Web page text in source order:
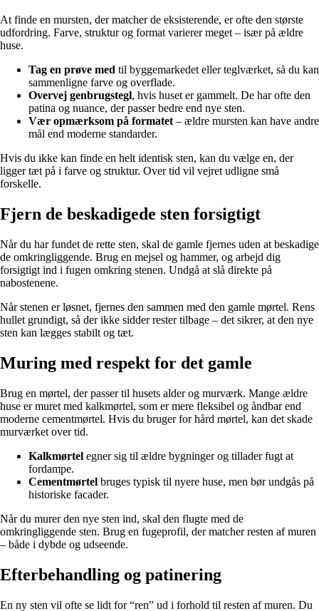
At finde en mursten, der matcher de eksisterende, er ofte den største
udfordring. Farve, struktur og format varierer meget – især på ældre
huse.
Tag en prøve med til byggemarkedet eller teglværket, så du kan
sammenligne farve og overflade.
Overvej genbrugstegl, hvis huset er gammelt. De har ofte den
patina og nuance, der passer bedre end nye sten.
Vær opmærksom på formatet– ældre mursten kan have andre
mål end moderne standarder.
Hvis du ikke kan finde en helt identisk sten, kan du vælge en, der
ligger tæt på i farve og struktur. Over tid vil vejret udligne små
forskelle.
Fjern de beskadigede sten forsigtigt
Når du har fundet de rette sten, skal de gamle fjernes uden at beskadige
de omkringliggende. Brug en mejsel og hammer, og arbejd dig
forsigtigt ind i fugen omkring stenen. Undgå at slå direkte på
nabostenene.
Når stenen er løsnet, fjernes den sammen med den gamle mørtel. Rens
hullet grundigt, så der ikke sidder rester tilbage – det sikrer, at den nye
sten kan lægges stabilt og tæt.
Muring med respekt for det gamle
Brug en mørtel, der passer til husets alder og murværk. Mange ældre
huse er muret med kalkmørtel, som er mere fleksibel og åndbar end
moderne cementmørtel. Hvis du bruger for hård mørtel, kan det skade
murværket over tid.
Kalkmørtel egner sig til ældre bygninger og tillader fugt at
fordampe.
Cementmørtel bruges typisk til nyere huse, men bør undgås på
historiske facader.
Når du murer den nye sten ind, skal den flugte med de
omkringliggende sten. Brug en fugeprofil, der matcher resten af muren
– både i dybde og udseende.
Efterbehandling og patinering
En ny sten vil ofte se lidt for “ren” ud i forhold til resten af muren. Du